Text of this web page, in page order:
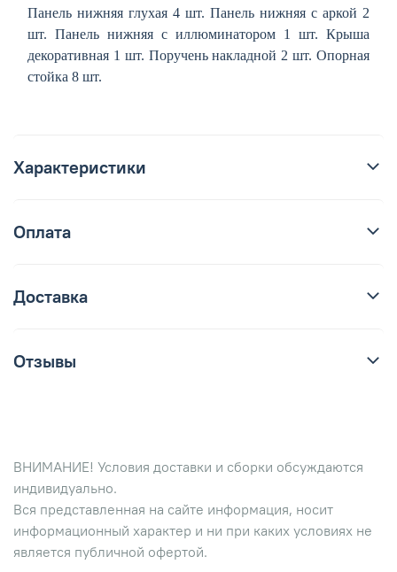
Панель нижняя глухая 4 шт. Панель нижняя с аркой 2
шт. Панель нижняя с иллюминатором 1 шт. Крыша
декоративная 1 шт. Поручень накладной 2 шт. Опорная
стойка 8 шт.
Характеристики
Оплата
Доставка
Отзывы
ВНИМАНИЕ! Условия доставки и сборки обсуждаются
индивидуально.
Вся представленная на сайте информация, носит
информационный характер и ни при каких условиях не
является публичной офертой.